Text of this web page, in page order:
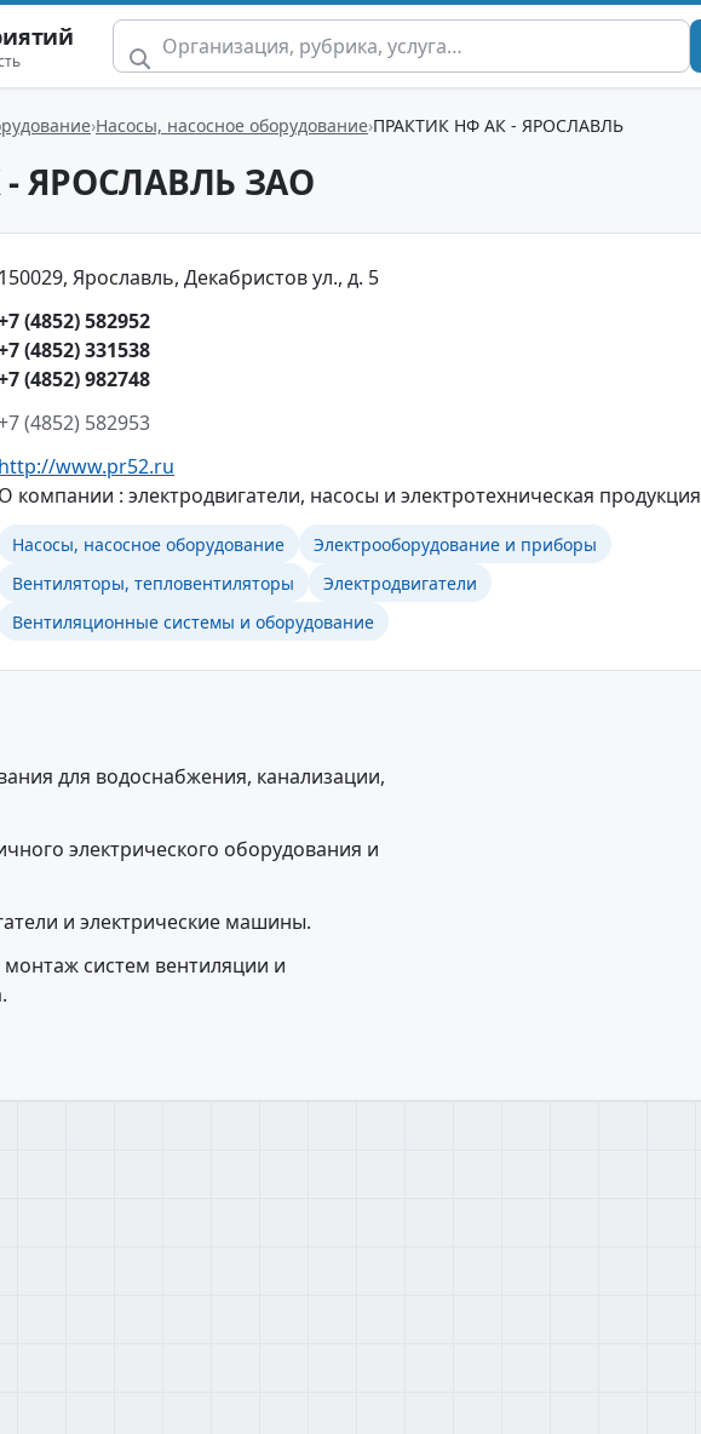
Насосы, насосное оборудование ПРАКТИК НФ АК - ЯРОСЛАВЛЬ
ЯРОСЛАВЛЬ ЗАО
150029, Ярославль, Декабристов ул., д. 5
(4852) 582952
(4852) 331538
(4852) 982748
(4852) 582953
http://www.pr52.ru
О компании : электродвигатели, насосы и электротехническая продукция
Насосы, насосное оборудование
Электрооборудование и приборы
Вентиляторы, тепловентиляторы
Электродвигатели
Вентиляционные системы и оборудование
для водоснабжения, канализации,
электрического оборудования и
и электрические машины.
систем вентиляции и